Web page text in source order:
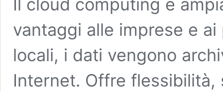
Il cloud computing è
vantaggi alle imprese e
locali, i dati vengono
Internet. Offre